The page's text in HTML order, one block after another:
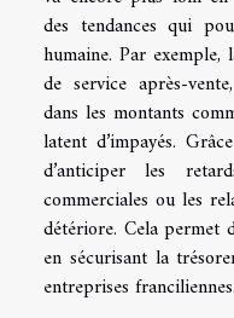
des tendances qui
humaine. Par exemple,
de service après-
dans les montants
latent d’impayés.
d’anticiper les
commerciales ou les
détériore. Cela permet
en sécurisant la
entreprises franciliennes.